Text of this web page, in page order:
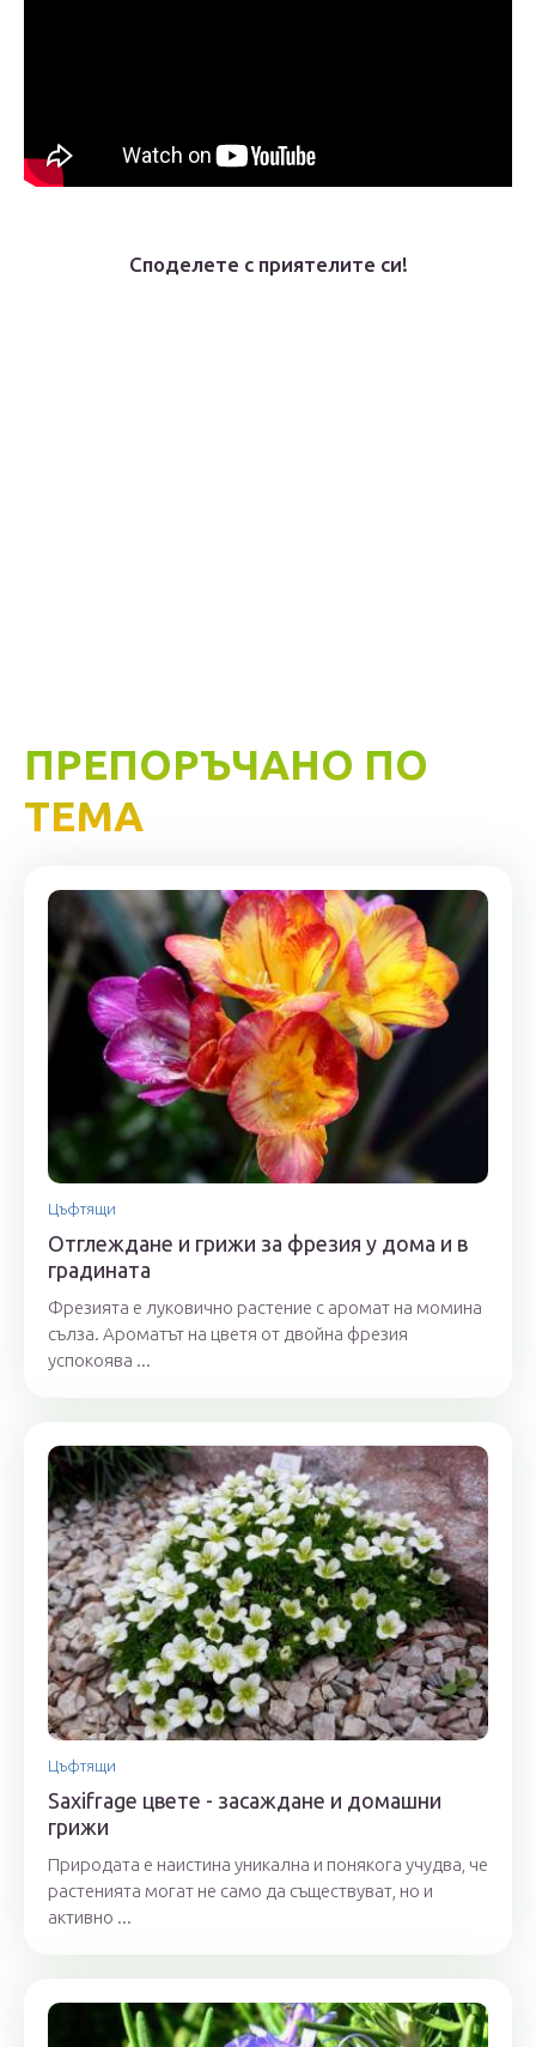
Споделете с приятелите си!
ПРЕПОРЪЧАНО ПО
ТЕМА
Цъфтящи
Отглеждане и грижи за фрезия у дома и в
градината
Фрезията е луковично растение с аромат на момина
сълза. Ароматът на цветя от двойна фрезия
успокоява ...
Цъфтящи
Saxifrage цвете - засаждане и домашни
грижи
Природата е наистина уникална и понякога учудва, че
растенията могат не само да съществуват, но и
активно ...